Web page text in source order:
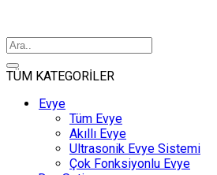
TÜM KATEGORİLER
Evye
Tüm Evye
Akıllı Evye
Ultrasonik Evye Sistemi
Çok Fonksiyonlu Evye